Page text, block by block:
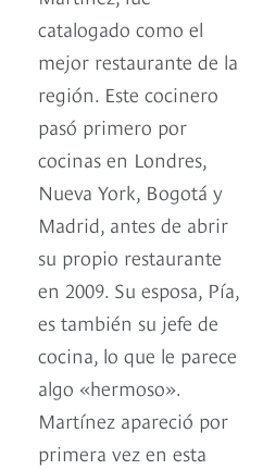
catalogado como el
mejor restaurante de la
región. Este cocinero
pasó primero por
cocinas en Londres,
Nueva York, Bogotá y
Madrid, antes de abrir
su propio restaurante
en 2009. Su esposa, Pía,
es también su jefe de
cocina, lo que le parece
algo «hermoso».
Martínez apareció por
primera vez en esta